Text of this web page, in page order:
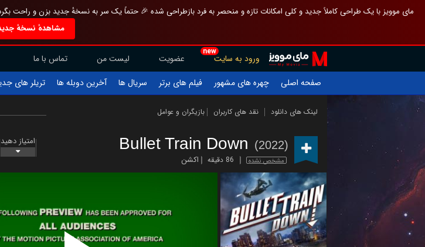
مای موویز با یک طراحی کاملاً جدید و کلی امکانات تازه و منحصر به فرد بازطراحی شده 🎉 حتماً یک سر به نسخهٔ جدید بزن و راحت
مشاهدهٔ نسخهٔ
new
ورود به سایت عضویت لیست من
تماس با ما
صفحه اصلی
چهره های مشهور فیلم های برتر سریال ها آخرین دوبله ها تریلر های
لینک های دانلود نقد های کاربران بازیگران و عوامل
Bullet Train Down (2022)
مشخص نشده 86 دقیقه اکشن
امتیاز دهید